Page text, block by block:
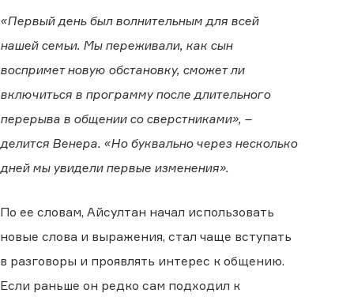
«Первый день был волнительным для всей
нашей семьи. Мы переживали, как сын
воспримет новую обстановку, сможет ли
включиться в программу после длительного
перерыва в общении со сверстниками», –
делится Венера. «Но буквально через несколько
дней мы увидели первые изменения».
По ее словам, Айсултан начал использовать
новые слова и выражения, стал чаще вступать
в разговоры и проявлять интерес к общению.
Если раньше он редко сам подходил к